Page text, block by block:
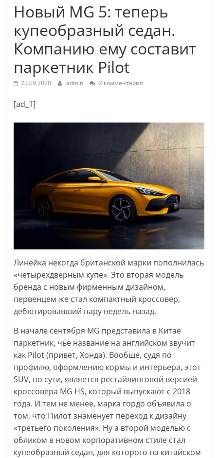
Новый MG 5: теперь
купеобразный седан.
Компанию ему составит
паркетник Pilot
22.09.2020 admin 2 комментария
[ad_1]
Линейка некогда британской марки пополнилась
«четырехдверным купе». Это вторая модель
бренда с новым фирменным дизайном,
первенцем же стал компактный кроссовер,
дебютировавший пару недель назад.
В начале сентября MG представила в Китае
паркетник, чье название на английском звучит
как Pilot (привет, Хонда). Вообще, судя по
профилю, оформлению кормы и интерьера, этот
SUV, по сути, является рестайлинговой версией
кроссовера MG HS, который выпускают с 2018
года. И тем не менее, марка гордо объявила о
том, что Пилот знаменует переход к дизайну
«третьего поколения». Ну а второй моделью с
обликом в новом корпоративном стиле стал
купеобразный седан, для которого на китайском